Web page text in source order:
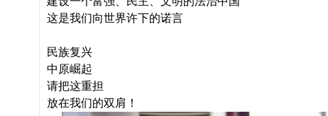
这是我们向世界许下的诺言
民族复兴
中原崛起
请把这重担
放在我们的双肩！